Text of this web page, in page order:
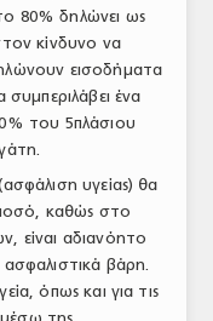
80% δηλώνει ως
κίνδυνο να
εισοδήματα
ένα
του 5πλάσιου
υγείας) θα
καθώς στο
είναι αδιανόητο
βάρη.
όπως και για τις